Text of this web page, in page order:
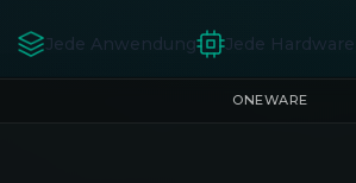
Jede Anwendung Jede Hardware
ONEWARE